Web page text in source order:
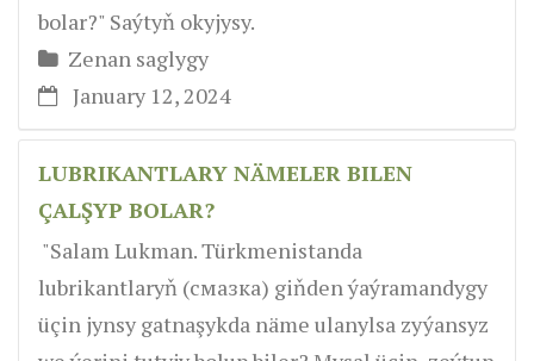
bolar?" Saýtyň okyjysy.
Zenan saglygy
January 12, 2024
LUBRIKANTLARY NÄMELER BILEN
ÇALŞYP BOLAR?
"Salam Lukman. Türkmenistanda
lubrikantlaryň (смазкa) giňden ýaýramandygy
üçin jynsy gatnaşykda näme ulanylsa zyýansyz